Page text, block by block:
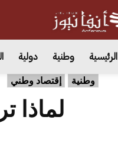
الرئيسية وطنية دولية
وطنية إقتصاد وطني
لماذا